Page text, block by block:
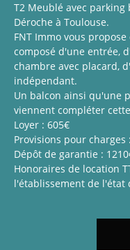
T2 Meublé avec parking
Déroche à Toulouse.
FNT Immo vous
composé d'une entrée,
chambre avec placard,
indépendant.
Un balcon ainsi qu'une
viennent compléter
Loyer : 605€
Provisions pour charges
Dépôt de garantie :
Honoraires de location
l'établissement de l'état